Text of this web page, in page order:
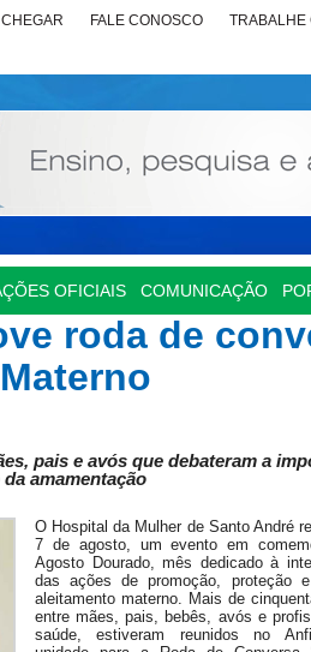
FALE CONOSCO TRABALHE
OFICIAIS COMUNICAÇÃO
roda de
pais e avós que debateram a
amamentação
O Hospital da Mulher de Santo André
7 de agosto, um evento em
Agosto Dourado, mês dedicado à
das ações de promoção, proteção
aleitamento materno. Mais de
entre mães, pais, bebês, avós e
saúde, estiveram reunidos no